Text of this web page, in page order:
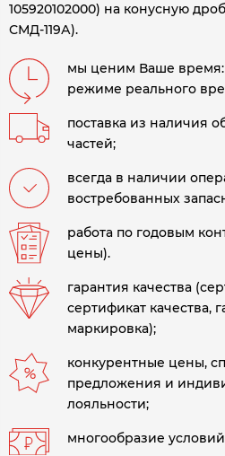
105920102000) на конусную
СМД-119А).
мы ценим Ваше
режиме реального
поставка из наличия
частей;
всегда в наличии
востребованных
работа по годовым
цены).
гарантия качества
сертификат качества,
маркировка);
конкурентные цены,
предложения и
лояльности;
многообразие